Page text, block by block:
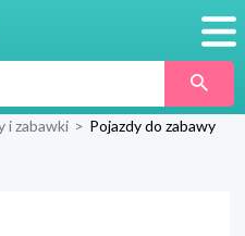
i zabawki > Pojazdy do zabawy